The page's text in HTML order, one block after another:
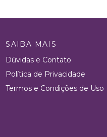
SAIBA MAIS
Dúvidas e Contato
Política de Privacidade
Termos e Condições de Uso